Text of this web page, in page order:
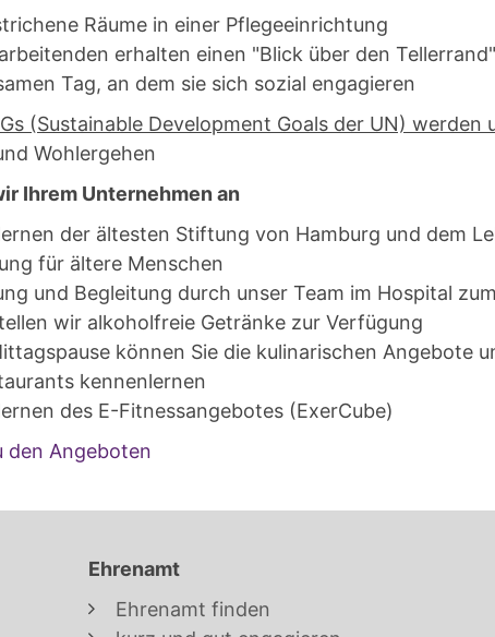
Räume in einer Pflegeeinrichtung
erhalten einen "Blick über den
Tag, an dem sie sich sozial engagieren
(Sustainable Development Goals der UN) werden
Wohlergehen
Ihrem Unternehmen an
der ältesten Stiftung von Hamburg und dem
für ältere Menschen
und Begleitung durch unser Team im Hospital
wir alkoholfreie Getränke zur Verfügung
können Sie die kulinarischen Angebote
kennenlernen
des E-Fitnessangebotes (ExerCube)
den Angeboten
Ehrenamt
Ehrenamt finden